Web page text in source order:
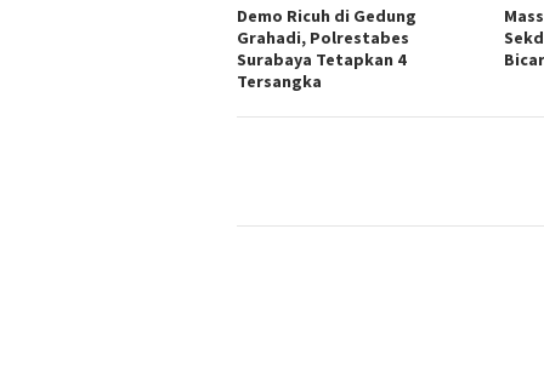
Demo Ricuh di Gedung
Grahadi, Polrestabes
Surabaya Tetapkan 4
Tersangka